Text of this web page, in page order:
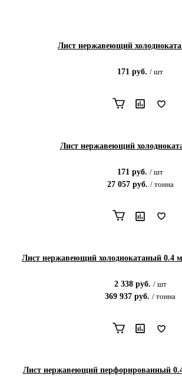
Лист нержавеющий
171 руб. / шт
Лист нержавеющий
171 руб. / шт
27 057руб. / тонна
Лист нержавеющий холоднокатаный 0.4
2 338руб. / шт
369 937 руб. / тонна
Лист нержавеющий перфорированный